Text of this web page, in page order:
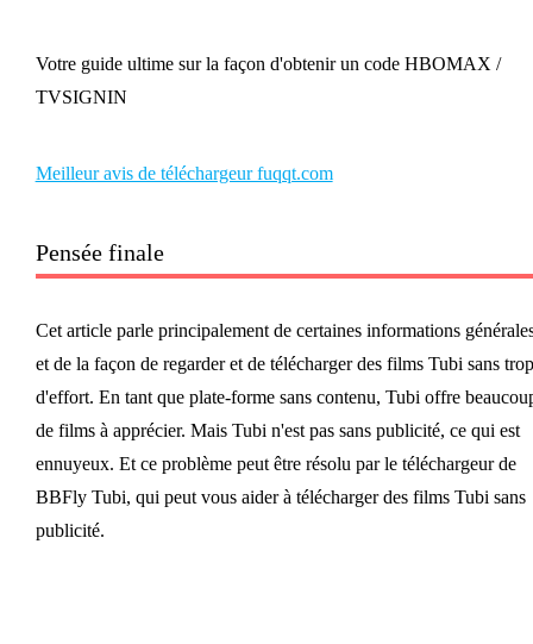
Votre guide ultime sur la façon d'obtenir un code HBOMAX /
TVSIGNIN
Meilleur avis de téléchargeur fuqqt.com
Pensée finale
Cet article parle principalement de certaines informations
et de la façon de regarder et de télécharger des films Tubi sans trop
d'effort. En tant que plate-forme sans contenu, Tubi offre
de films à apprécier. Mais Tubi n'est pas sans publicité, ce qui est
ennuyeux. Et ce problème peut être résolu par le téléchargeur de
BBFly Tubi, qui peut vous aider à télécharger des films Tubi sans
publicité.